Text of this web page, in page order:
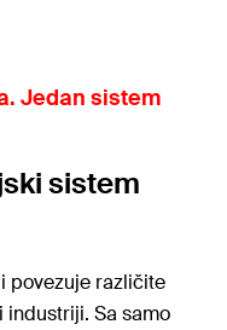
Jedan sistem
sistem
povezuje različite
industriji. Sa samo